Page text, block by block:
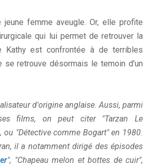
jeune femme aveugle. Or, elle profite
qui lui permet de retrouver la
Kathy est confrontée à de terribles
se retrouve désormais le temoin d'un
d'origine anglaise. Aussi, parmi
films, on peut citer "Tarzan Le
ou "Détective comme Bogart" en 1980.
il a notamment dirigé des épisodes
", "Chapeau melon et bottes de cuir",